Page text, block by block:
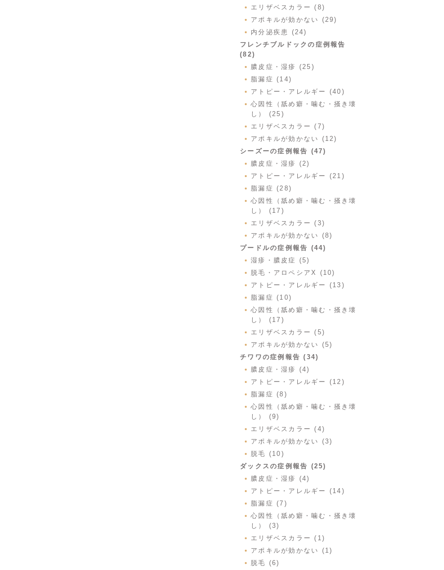
エリザベスカラー (8)
アポキルが効かない (29)
内分泌疾患 (24)
フレンチブルドックの症例報告
(82)
膿皮症・湿疹 (25)
脂漏症 (14)
アトピー・アレルギー (40)
心因性（舐め癖・噛む・掻き壊
し） (25)
エリザベスカラー (7)
アポキルが効かない (12)
シーズーの症例報告 (47)
膿皮症・湿疹 (2)
アトピー・アレルギー (21)
脂漏症 (28)
心因性（舐め癖・噛む・掻き壊
し） (17)
エリザベスカラー (3)
アポキルが効かない (8)
プードルの症例報告 (44)
湿疹・膿皮症 (5)
脱毛・アロペシアX (10)
アトピー・アレルギー (13)
脂漏症 (10)
心因性（舐め癖・噛む・掻き壊
し） (17)
エリザベスカラー (5)
アポキルが効かない (5)
チワワの症例報告 (34)
膿皮症・湿疹 (4)
アトピー・アレルギー (12)
脂漏症 (8)
心因性（舐め癖・噛む・掻き壊
し） (9)
エリザベスカラー (4)
アポキルが効かない (3)
脱毛 (10)
ダックスの症例報告 (25)
膿皮症・湿疹 (4)
アトピー・アレルギー (14)
脂漏症 (7)
心因性（舐め癖・噛む・掻き壊
し） (3)
エリザベスカラー (1)
アポキルが効かない (1)
脱毛 (6)